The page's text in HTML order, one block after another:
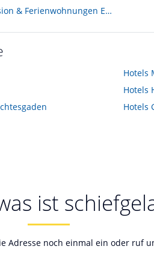
Bewertungen von Pension & Ferienwohnungen Etzerschlössl
Hotels
Hotels
Hotels
ist
noch einmal ein oder ruf